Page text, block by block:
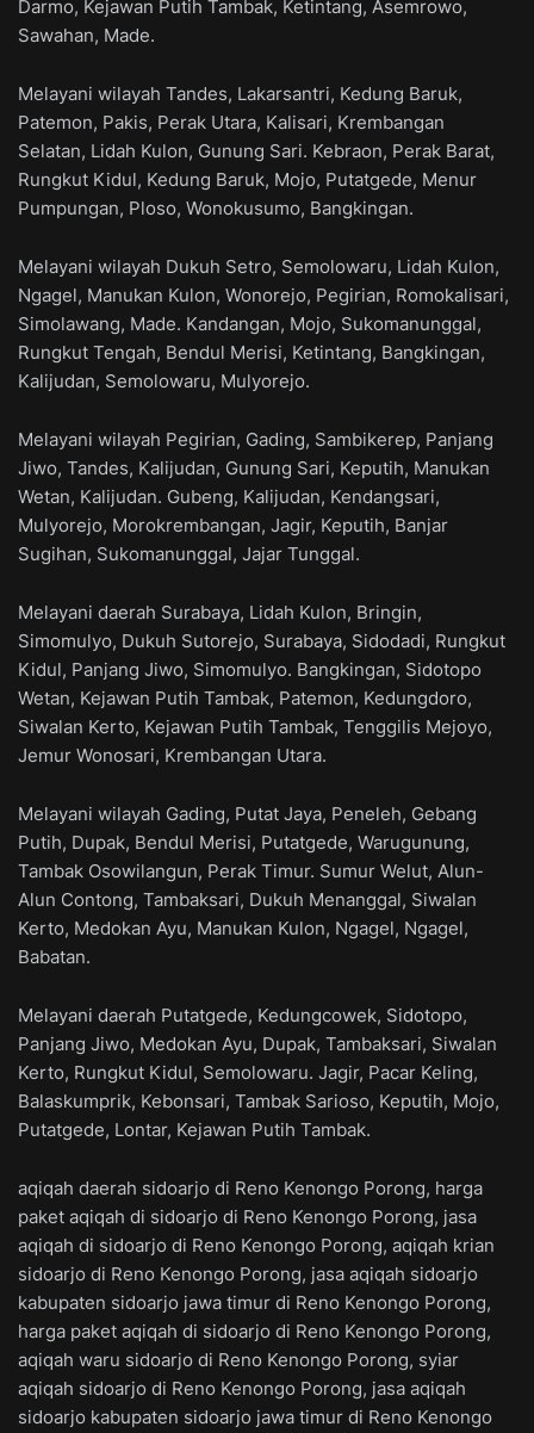
Darmo, Kejawan Putih Tambak, Ketintang, Asemrowo,
Sawahan, Made.
Melayani wilayah Tandes, Lakarsantri, Kedung Baruk,
Patemon, Pakis, Perak Utara, Kalisari, Krembangan
Selatan, Lidah Kulon, Gunung Sari. Kebraon, Perak Barat,
Rungkut Kidul, Kedung Baruk, Mojo, Putatgede, Menur
Pumpungan, Ploso, Wonokusumo, Bangkingan.
Melayani wilayah Dukuh Setro, Semolowaru, Lidah Kulon,
Ngagel, Manukan Kulon, Wonorejo, Pegirian, Romokalisari,
Simolawang, Made. Kandangan, Mojo, Sukomanunggal,
Rungkut Tengah, Bendul Merisi, Ketintang, Bangkingan,
Kalijudan, Semolowaru, Mulyorejo.
Melayani wilayah Pegirian, Gading, Sambikerep, Panjang
Jiwo, Tandes, Kalijudan, Gunung Sari, Keputih, Manukan
Wetan, Kalijudan. Gubeng, Kalijudan, Kendangsari,
Mulyorejo, Morokrembangan, Jagir, Keputih, Banjar
Sugihan, Sukomanunggal, Jajar Tunggal.
Melayani daerah Surabaya, Lidah Kulon, Bringin,
Simomulyo, Dukuh Sutorejo, Surabaya, Sidodadi, Rungkut
Kidul, Panjang Jiwo, Simomulyo. Bangkingan, Sidotopo
Wetan, Kejawan Putih Tambak, Patemon, Kedungdoro,
Siwalan Kerto, Kejawan Putih Tambak, Tenggilis Mejoyo,
Jemur Wonosari, Krembangan Utara.
Melayani wilayah Gading, Putat Jaya, Peneleh, Gebang
Putih, Dupak, Bendul Merisi, Putatgede, Warugunung,
Tambak Osowilangun, Perak Timur. Sumur Welut, Alun-
Alun Contong, Tambaksari, Dukuh Menanggal, Siwalan
Kerto, Medokan Ayu, Manukan Kulon, Ngagel, Ngagel,
Babatan.
Melayani daerah Putatgede, Kedungcowek, Sidotopo,
Panjang Jiwo, Medokan Ayu, Dupak, Tambaksari, Siwalan
Kerto, Rungkut Kidul, Semolowaru. Jagir, Pacar Keling,
Balaskumprik, Kebonsari, Tambak Sarioso, Keputih, Mojo,
Putatgede, Lontar, Kejawan Putih Tambak.
aqiqah daerah sidoarjo di Reno Kenongo Porong, harga
paket aqiqah di sidoarjo di Reno Kenongo Porong, jasa
aqiqah di sidoarjo di Reno Kenongo Porong, aqiqah krian
sidoarjo di Reno Kenongo Porong, jasa aqiqah sidoarjo
kabupaten sidoarjo jawa timur di Reno Kenongo Porong,
harga paket aqiqah di sidoarjo di Reno Kenongo Porong,
aqiqah waru sidoarjo di Reno Kenongo Porong, syiar
aqiqah sidoarjo di Reno Kenongo Porong, jasa aqiqah
sidoarjo kabupaten sidoarjo jawa timur di Reno Kenongo